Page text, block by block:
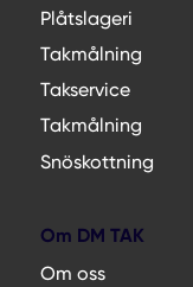
Plåtslageri
Takmålning
Takservice
Takmålning
Snöskottning
Om DM TAK
Om oss